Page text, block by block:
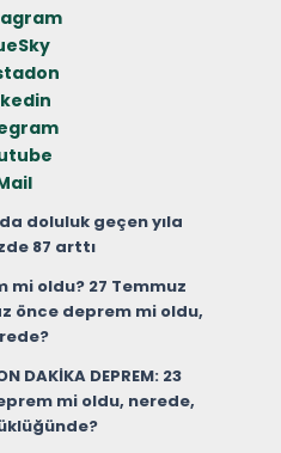
doluluk geçen yıla
87 arttı
mi oldu? 27 Temmuz
önce deprem mi oldu,
DAKİKA DEPREM: 23
mi oldu, nerede,